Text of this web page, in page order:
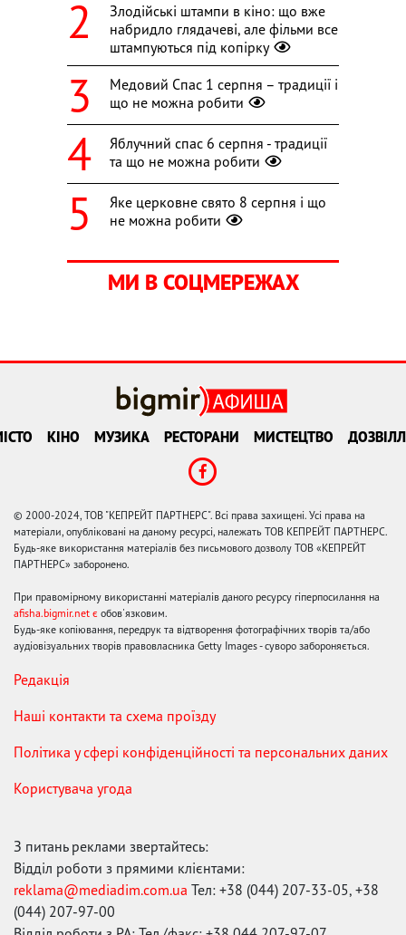
Злодійські штампи в кіно: що вже
набридло глядачеві, але фільми все
штампуються під копірку
Медовий Спас 1 серпня – традиції і
що не можна робити
Яблучний спас 6 серпня - традиції
та що не можна робити
Яке церковне свято 8 серпня і що
не можна робити
МИ В СОЦМЕРЕЖАХ
КІНО МУЗИКА РЕСТОРАНИ МИСТЕЦТВО
© 2000-2024, ТОВ "КЕПРЕЙТ ПАРТНЕРС". Всі права захищені. Усі права на
матеріали, опубліковані на даному ресурсі, належать ТОВ КЕПРЕЙТ ПАРТНЕРС.
Будь-яке використання матеріалів без письмового дозволу ТОВ «КЕПРЕЙТ
ПАРТНЕРС» заборонено.
При правомірному використанні матеріалів даного ресурсу гіперпосилання на
afisha.bigmir.net є обов'язковим.
Будь-яке копіювання, передрук та відтворення фотографічних творів та/або
аудіовізуальних творів правовласника Getty Images - суворо забороняється.
Редакція
Наші контакти та схема проїзду
Політика у сфері конфіденційності та персональних даних
Користувача угода
З питань реклами звертайтесь:
Відділ роботи з прямими клієнтами:
reklama@mediadim.com.ua Тел: +38 (044) 207-33-05, +38
(044) 207-97-00